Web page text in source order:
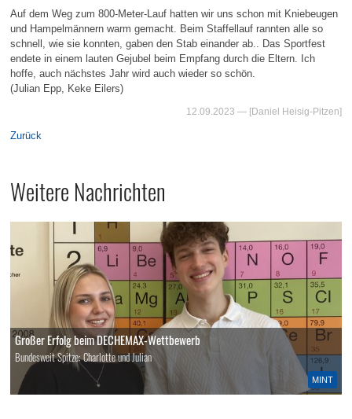
Auf dem Weg zum 800-Meter-Lauf hatten wir uns schon mit Kniebeugen
und Hampelmännern warm gemacht. Beim Staffellauf rannten alle so
schnell, wie sie konnten, gaben den Stab einander ab.. Das Sportfest
endete in einem lauten Gejubel beim Empfang durch die Eltern. Ich
hoffe, auch nächstes Jahr wird auch wieder so schön.
(Julian Epp, Keke Eilers)
12.09.2023 — [Daniel Heisig-Pitzen]
Zurück
Weitere Nachrichten
MINT
Großer Erfolg beim DECHEMAX-Wettbewerb
Bundesweit Spitze: Charlotte und Julian